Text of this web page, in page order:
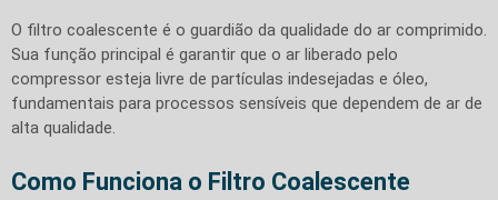
O filtro coalescente é o guardião da qualidade do ar comprimido.
Sua função principal é garantir que o ar liberado pelo
compressor esteja livre de partículas indesejadas e óleo,
fundamentais para processos sensíveis que dependem de ar de
alta qualidade.
Como Funciona o Filtro Coalescente